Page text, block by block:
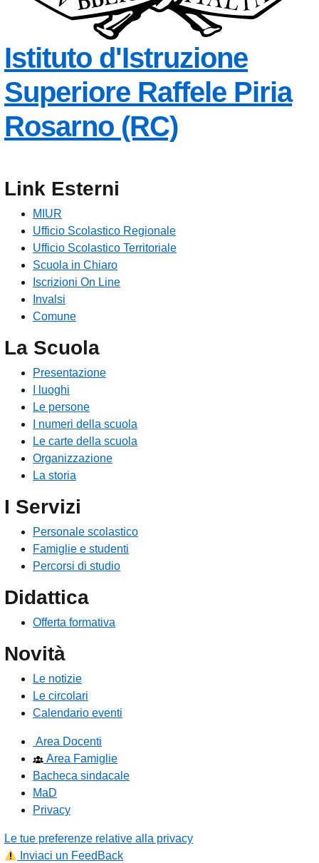
Istituto d'Istruzione
Superiore Raffele Piria
Rosarno (RC)— Visita la
Link Esterni
MIUR
Ufficio Scolastico Regionale
Ufficio Scolastico Territoriale
Scuola in Chiaro
Iscrizioni On Line
Invalsi
Comune
La Scuola
Presentazione
I luoghi
Le persone
I numeri della scuola
Le carte della scuola
Organizzazione
La storia
I Servizi
Personale scolastico
Famiglie e studenti
Percorsi di studio
Didattica
Offerta formativa
Novità
Le notizie
Le circolari
Calendario eventi
Area Docenti
Area Famiglie
Bacheca sindacale
MaD
Privacy
Le tue preferenze relative alla privacy
Inviaci un FeedBack